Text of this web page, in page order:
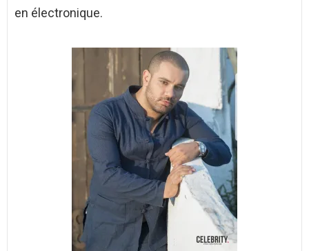
en électronique.